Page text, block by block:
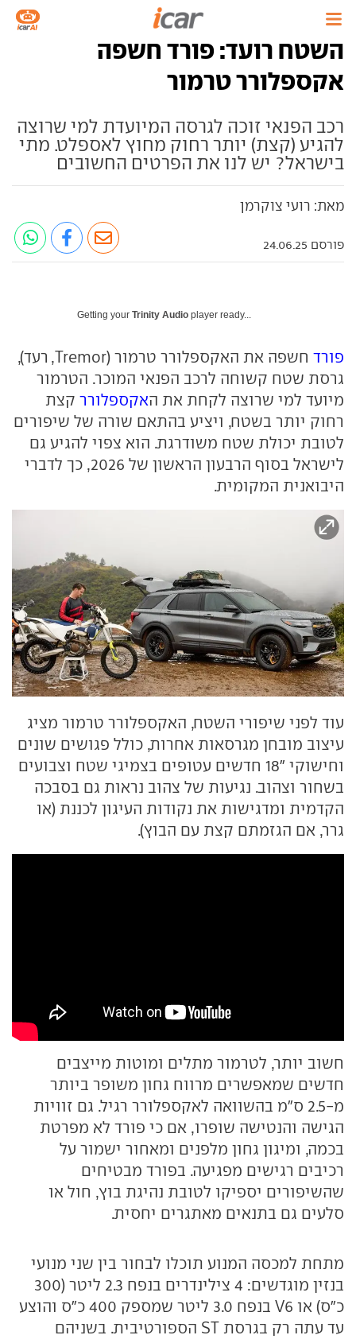
השטח רועד: פורד חשפה
אקספלורר טרמור
רכב הפנאי זוכה לגרסה המיועדת למי שרוצה
להגיע (קצת) יותר רחוק מחוץ לאספלט. מתי
בישראל? יש לנו את הפרטים החשובים
מאת: רועי צוקרמן
פורסם 24.06.25
Getting your Trinity Audio player ready...
פורד
חשפה את האקספלורר טרמור (Tremor, רעד),
גרסת שטח קשוחה לרכב הפנאי המוכר. הטרמור
מיועד למי שרוצה לקחת את האקספלורר קצת
רחוק יותר בשטח, ויציע בהתאם שורה של שיפורים
לטובת יכולת שטח משודרגת. הוא צפוי להגיע גם
לישראל בסוף הרבעון הראשון של 2026, כך לדברי
היבואנית המקומית.
עוד לפני שיפורי השטח, האקספלורר טרמור מציג
עיצוב מובחן מגרסאות אחרות, כולל פגושים שונים
וחישוקי "18 חדשים עטופים בצמיגי שטח וצבועים
בשחור וצהוב. נגיעות של צהוב נראות גם בסבכה
הקדמית ומדגישות את נקודות העיגון לכננת (או
גרר, אם הגזמתם קצת עם הבוץ).
חשוב יותר, לטרמור מתלים ומוטות מייצבים
חדשים שמאפשרים מרווח גחון משופר ביותר
מ-2.5 ס"מ בהשוואה לאקספלורר רגיל. גם זוויות
הגישה והנטישה שופרו, אם כי פורד לא מפרטת
בכמה, ומיגון גחון מלפנים ומאחור ישמור על
רכיבים רגישים מפגיעה. בפורד מבטיחים
שהשיפורים יספיקו לטובת נהיגת בוץ, חול או
סלעים גם בתנאים מאתגרים יחסית.
מתחת למכסה המנוע תוכלו לבחור בין שני מנועי
בנזין מוגדשים: 4 צילינדרים בנפח 2.3 ליטר (300
כ"ס) או V6 בנפח 3.0 ליטר שמספק 400 כ"ס והוצע
עד עתה רק בגרסת ST הספורטיבית. בשניהם